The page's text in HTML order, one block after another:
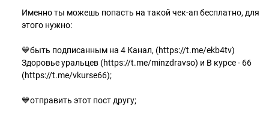
Именно ты можешь попасть на такой чек-ап бесплатно, для
этого нужно:
💙быть подписанным на 4 Канал, (https://t.me/ekb4tv)
Здоровье уральцев (https://t.me/minzdravso) и В курсе - 66
(https://t.me/vkurse66);
💙отправить этот пост другу;